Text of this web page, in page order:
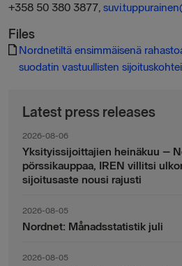
+358 50 380 3877,
Files
Nordnetiltä ensimmäisenä
suodatin vastuullisten
Latest press releases
2026-08-06
Yksityissijoittajien heinäkuu –
pörssikauppaa, IREN villitsi
sijoitusaste nousi rajusti
2026-08-05
Nordnet: Månadsstatistik juli
2026-08-05